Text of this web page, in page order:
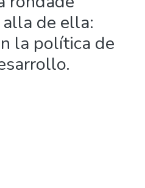
de ella:
la política de